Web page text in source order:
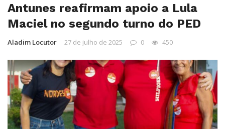
Antunes reafirmam apoio a Lula
Maciel no segundo turno do PED
Aladim Locutor 27 de julho de 2025 0 450